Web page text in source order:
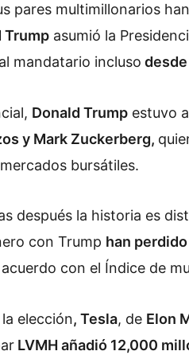
pares multimillonarios
Trump asumió la
mandatario incluso
Donald Trump estuvo
y Mark Zuckerberg,
bursátiles.
después la historia es
con Trump han
con el Índice de
elección, Tesla, de Elon
LVMH añadió 12,000